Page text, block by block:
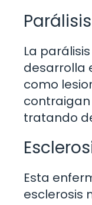
La
desarrolla
como
tratando
Esta
esclerosis